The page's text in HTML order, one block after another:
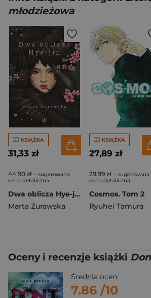
młodzieżowa
KSIĄŻKA
31,33 zł
44,90 zł - sugerowana
cena detaliczna
Dwa oblicza Hye-jin
Marta Żurawska
KSIĄŻKA
27,89 zł
29,99 zł - sugerowana
cena detaliczna
Cosmos. Tom 2
Ryuhei Tamura
Oceny i recenzje książki
Średnia ocen:
7.86 /10